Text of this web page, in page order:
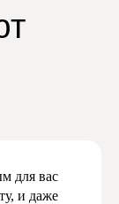
для вас
и даже